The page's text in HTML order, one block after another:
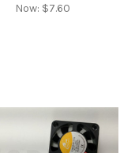
Now: $7.60